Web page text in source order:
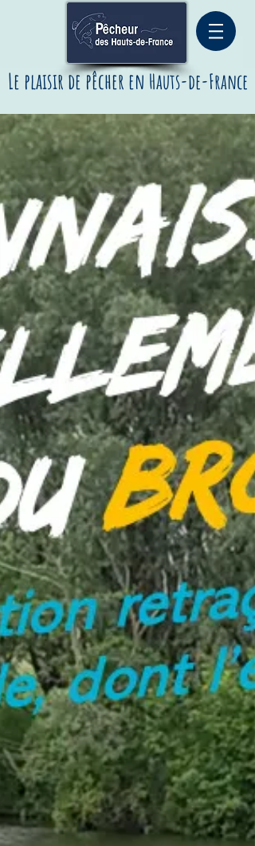
Le plaisir de pêcher en Hauts-de-France